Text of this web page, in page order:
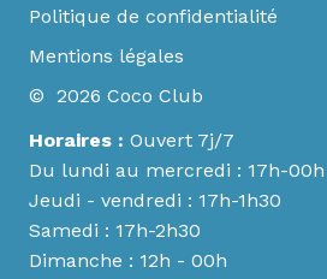
Politique de confidentialité
Mentions légales
© 2026 Coco Club
Horaires : Ouvert 7j/7
Du lundi au mercredi : 17h-00h
Jeudi - vendredi : 17h-1h30
Samedi : 17h-2h30
Dimanche : 12h - 00h